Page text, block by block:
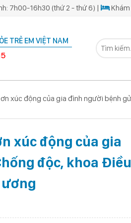
7h00-16h30 (thứ 2 - thứ 6) |
TRẺ EM VIỆT NAM
xúc động của gia đình người bệnh
xúc động của gia
độc, khoa Điều